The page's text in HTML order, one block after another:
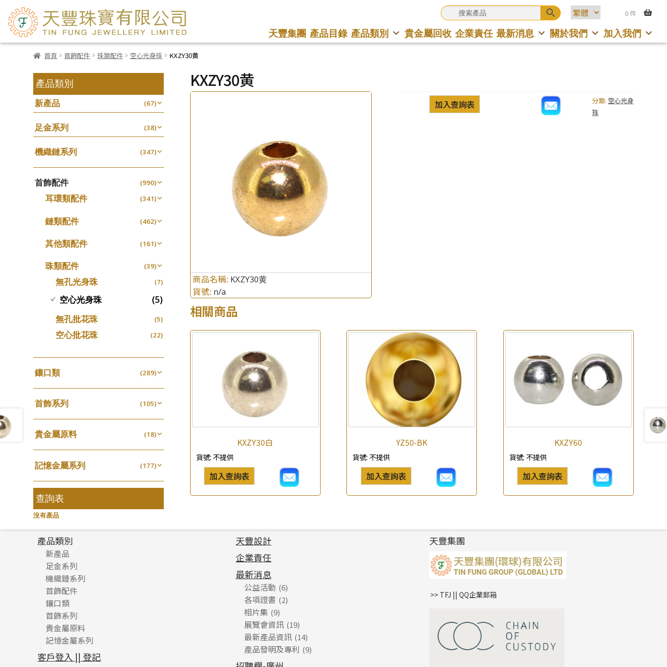
0 件
天豐集團 產品目錄 產品類別 貴金屬回收 企業責任 最新消息 關於我們 加入我們
首頁 首飾配件 珠類配件 空心光身珠 KXZY30黄
KXZY30黄
查詢以下產品
商品名稱: KXZY30黄
貨號: n/a
分類: 空心光身
珠
加入查詢表
相關商品
KXZY30白
貨號:不提供
加入查詢表
YZ50-BK
貨號: 不提供
加入查詢表
KXZY60
貨號:不提供
加入查詢表
產品類別
新產品 (67)
足金系列 (38)
機織鏈系列 (347)
珠仔鏈 (25)
镶口链 (61)
管狀網鏈 (11)
十字鏈系列
十字閃O鏈系列 (27)
十字錘打鏈系列 (17)
側身車花鏈系列 (8)
側身鏈系列 (9)
雙十字鏈系列
水波鏈系列
蛇骨鏈系列 (6)
鏈尾系列 (6)
盒子鏈系列 (6)
嘴唇鏈系列 (3)
竹節鏈系列
S車花鏈系列 (1)
坦克鏈系列 (9)
滿天星鏈系列 (2)
刀片鏈系列
方假繩鏈系列
心心鏈系列
首飾配件 (990)
耳環類配件 (341)
卷迫系列
梅花迫系列 (19)
平臺迫系列 (74)
綫拍系列 (42)
美拍系列 (16)
耳環扣系列
耳綫/耳鈎系列
耳環爪頭 (29)
耳環 (71)
鏈類配件 (462)
動感車花吊墜
生圈扣系列 (13)
龍蝦扣系列 (93)
鴨俐制系列 (18)
字印牌系列 (21)
字母吊墜 (20)
生肖吊墜
管扣系列
水泡扣
其他類配件 (161)
珠盤系列
袖口鈕系列
空心車花管 (19)
其他 (104)
珠類配件 (39)
無孔光身珠 (7)
空心光身珠 (5)
無孔批花珠 (5)
空心批花珠 (22)
鑲口類 (289)
四爪頭系列 (20)
六爪頭系列 (41)
車花片 (35)
動感車花片 (20)
鑲口戒指 (16)
鑲口手鏈系列 (146)
首飾系列 (105)
手镯系列 (8)
戒指系列 (8)
空心耳環 (27)
空心车花管首饰链 (15)
空心手鐲系列 (8)
牛仔鏈
貴金屬原料 (18)
千足金 (18)
記憶金屬系列 (177)
記憶戒指 (30)
拉簧珠珠手鏈
記憶鈦手鐲
查詢表
沒有產品
*你的名字
公司名稱
產品類別
新產品
足金系列
足金配件
機織鏈系列
珠仔鏈
镶口链
管狀網鏈
十字車花鏈系列
十字閃O鏈系列
十字錘打鏈系列
首飾配件
耳環類配件
卷迫系列
螺絲迫系列
梅花迫系列
平臺迫系列
鏈類配件
動感車花吊墜
調節珠系列
生圈扣系列
其他類配件
珠盤系列
袖口鈕系列
珠類配件
無孔光身珠
鑲口類
四爪頭系列
六爪頭系列
車花片
動感車花片
首飾系列
手镯系列
戒指系列
空心耳環
貴金屬原料
千足金
記憶金屬系列
記憶戒指
客戶登入 || 登記
天豐設計
企業責任
最新消息
公益活動 (6)
各項證書 (2)
相片集 (9)
展覽會資訊 (19)
最新產品資訊 (14)
產品發明及專利 (9)
天豐集團
>> TFJ || QQ企業郵箱